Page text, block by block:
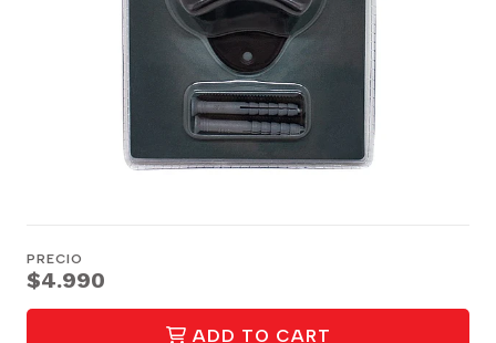
PRECIO
$4.990
ADD TO CART